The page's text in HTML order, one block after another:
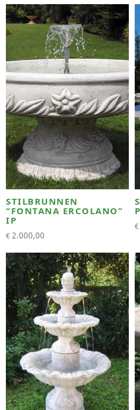
STILBRUNNEN
“FONTANA ERCOLANO”
IP
€2.000,00
€